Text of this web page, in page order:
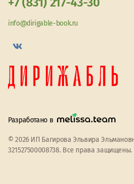
info@dirigable-book.ru
Разработано в
© 2026 ИП Багирова Эльвира
321527500008738. Все права защищены.